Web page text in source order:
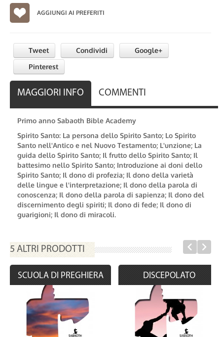
AGGIUNGI AI PREFERITI
Tweet Condividi
Google+
Pinterest
MAGGIORI INFO COMMENTI
Primo anno Sabaoth Bible Academy
Spirito Santo: La persona dello Spirito Santo; Lo Spirito
Santo nell'Antico e nel Nuovo Testamento; L'unzione; La
guida dello Spirito Santo; Il frutto dello Spirito Santo; Il
battesimo nello Spirito Santo; Introduzione ai doni dello
Spirito Santo; Il dono di profezia; Il dono della varietà
delle lingue e l'interpretazione; Il dono della parola di
conoscenza; Il dono della parola di sapienza; Il dono del
discernimento degli spiriti; Il dono di fede; Il dono di
guarigioni; Il dono di miracoli.
5 ALTRI PRODOTTI
SCUOLA DI PREGHIERA DISCEPOLATO